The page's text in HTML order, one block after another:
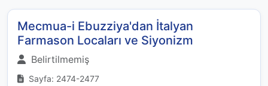
Mecmua-i Ebuzziya'dan İtalyan
Farmason Locaları ve Siyonizm
Belirtilmemiş
Sayfa: 2474-2477